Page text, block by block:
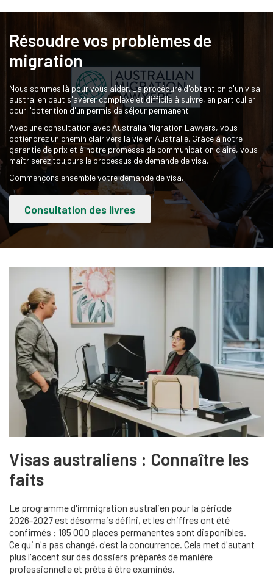
Résoudre vos problèmes de
migration
Nous sommes là pour vous aider. La procédure d'obtention d'un visa
australien peut s'avérer complexe et difficile à suivre, en particulier
pour l'obtention d'un permis de séjour permanent.
Avec une consultation avec Australia Migration Lawyers, vous
obtiendrez un chemin clair vers la vie en Australie. Grâce à notre
garantie de prix et à notre promesse de communication claire, vous
maîtriserez toujours le processus de demande de visa.
Commençons ensemble votre demande de visa.
Consultation des livres
Visas australiens : Connaître les
faits
Le programme d'immigration australien pour la période
2026-2027 est désormais défini, et les chiffres ont été
confirmés : 185 000 places permanentes sont disponibles.
Ce qui n'a pas changé, c'est la concurrence. Cela met d'autant
plus l'accent sur des dossiers préparés de manière
professionnelle et prêts à être examinés.